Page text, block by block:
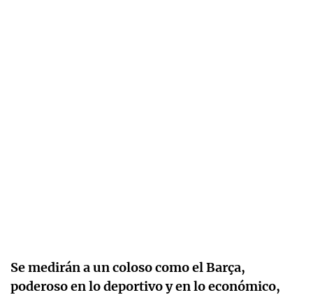
Se medirán a un coloso como el Barça,
poderoso en lo deportivo y en lo económico,